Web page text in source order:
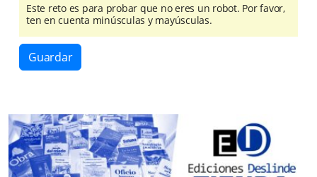
Este reto es para probar que no eres un robot. Por favor,
ten en cuenta minúsculas y mayúsculas.
Guardar